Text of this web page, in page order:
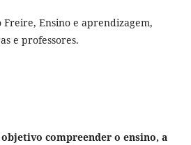
Freire, Ensino e aprendizagem,
e professores.
compreender o ensino, a